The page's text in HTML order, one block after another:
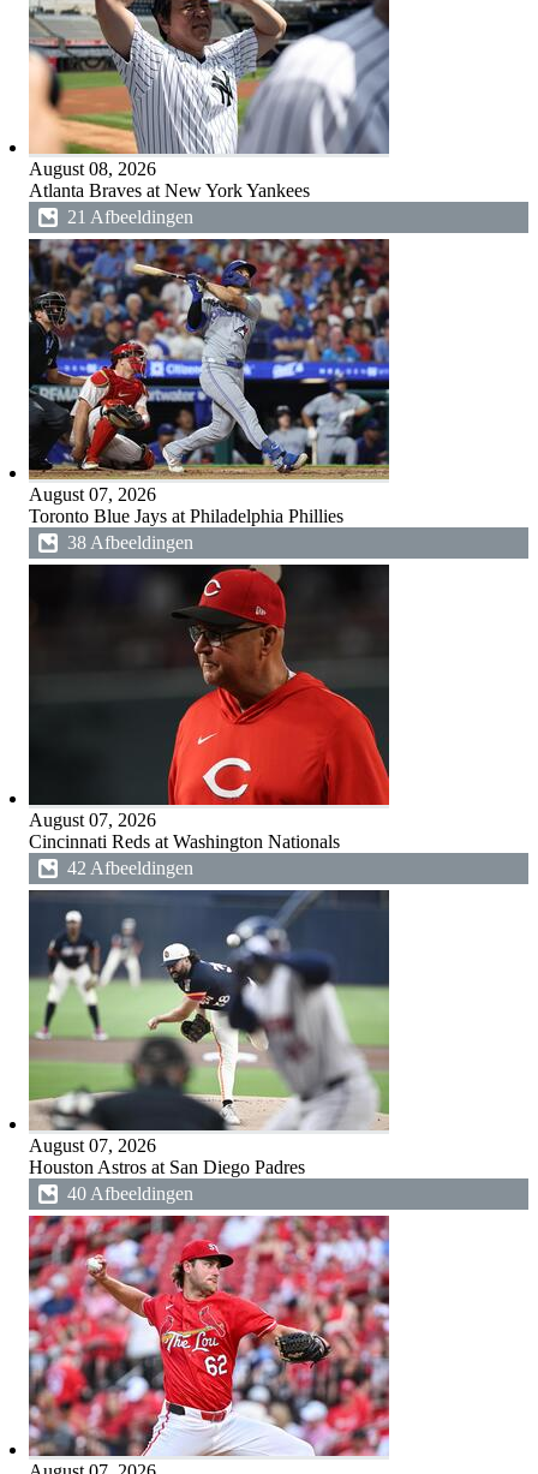
August 08, 2026
Atlanta Braves at New York Yankees
21 Afbeeldingen
August 07, 2026
Toronto Blue Jays at Philadelphia Phillies
38 Afbeeldingen
August 07, 2026
Cincinnati Reds at Washington Nationals
42 Afbeeldingen
August 07, 2026
Houston Astros at San Diego Padres
40 Afbeeldingen